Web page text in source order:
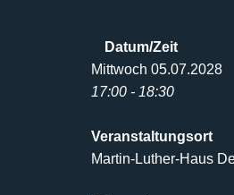
Datum/Zeit
Mittwoch 05.07.2028
17:00 - 18:30
Veranstaltungsort
Martin-Luther-Haus